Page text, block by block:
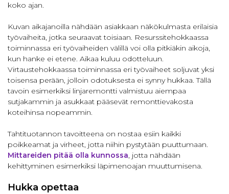
koko ajan.
Kuvan aikajanoilla nähdään asiakkaan näkökulmasta erilaisia
työvaiheita, jotka seuraavat toisiaan. Resurssitehokkaassa
toiminnassa eri työvaiheiden välillä voi olla pitkiäkin aikoja,
kun hanke ei etene. Aikaa kuluu odotteluun.
Virtaustehokkaassa toiminnassa eri työvaiheet soljuvat yksi
toisensa perään, jolloin odotuksesta ei synny hukkaa. Tällä
tavoin esimerkiksi linjaremontti valmistuu aiempaa
sutjakammin ja asukkaat pääsevät remonttievakosta
koteihinsa nopeammin.
Tahtituotannon tavoitteena on nostaa esiin kaikki
poikkeamat ja virheet, jotta niihin pystytään puuttumaan.
Mittareiden pitää olla kunnossa, jotta nähdään
kehittyminen esimerkiksi läpimenoajan muuttumisena.
Hukka opettaa